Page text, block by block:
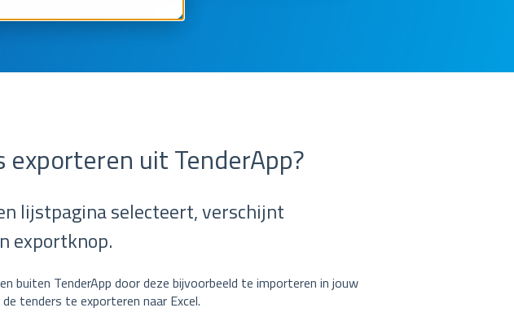
exporteren uit TenderApp?
lijstpagina selecteert, verschijnt
exportknop.
buiten TenderApp door deze bijvoorbeeld te importeren in jouw
tenders te exporteren naar Excel.